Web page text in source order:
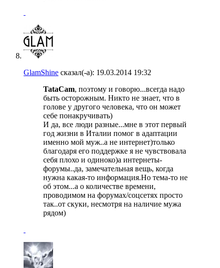
GlamShine сказал(-а): 19.03.2014 19:32
TataCam, поэтому и говорю...всегда надо
быть осторожным. Никто не знает, что в
голове у другого человека, что он может
себе понакручивать)
И да, все люди разные...мне в этот первый
год жизни в Италии помог в адаптации
именно мой муж..а не интернет)только
благодаря его поддержке я не чувствовала
себя плохо и одиноко)а интернеты-
форумы..да, замечательная вещь, когда
нужна какая-то информация.Но тема-то не
об этом...а о количестве времени,
проводимом на форумах/соцсетях просто
так..от скуки, несмотря на наличие мужа
рядом)